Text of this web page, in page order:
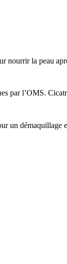
nourrir la peau
par l’OMS.
un démaquillage